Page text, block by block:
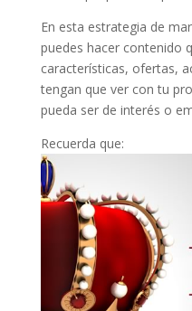
En esta estrategia de
puedes hacer contenido
características, ofertas,
tengan que ver con tu
pueda ser de interés o
Recuerda que: